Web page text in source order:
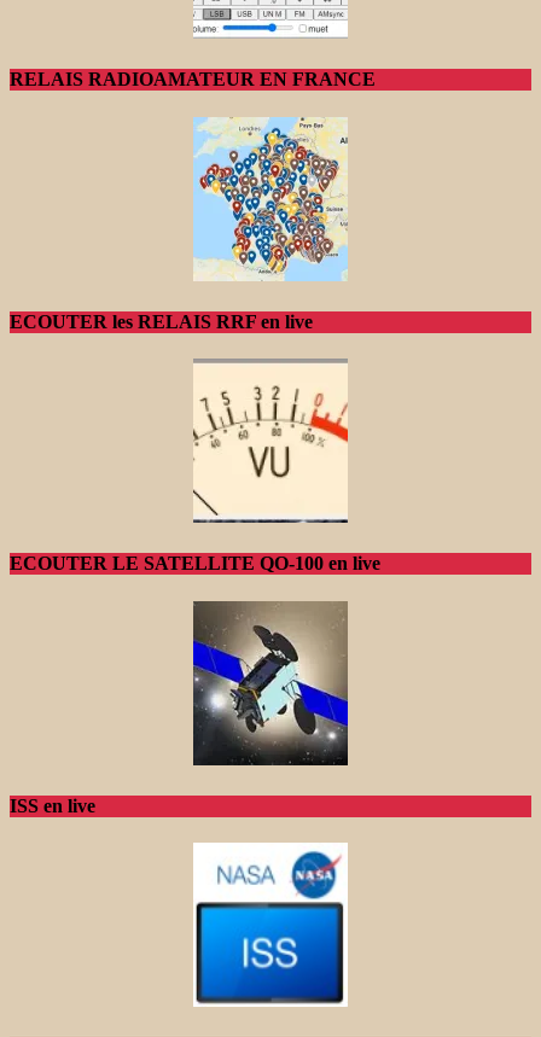
RELAIS RADIOAMATEUR EN FRANCE
ECOUTER les RELAIS RRF en live
ECOUTER LE SATELLITE QO-100 en live
ISS en live